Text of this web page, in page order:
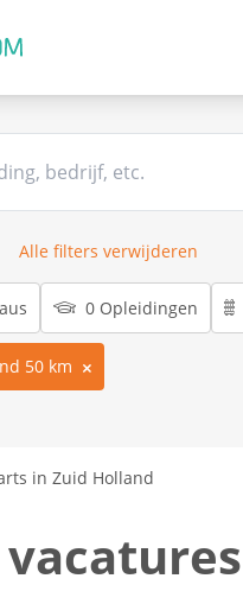
Alle filters verwijderen
0 Opleidingen
50 km
in Zuid Holland